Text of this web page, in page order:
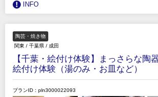
INFO
陶芸・焼き物
関東 / 千葉県 / 成田
【千葉・絵付け体験】まっさらな陶
絵付け体験（湯のみ・お皿など）
プランID：pln3000022093